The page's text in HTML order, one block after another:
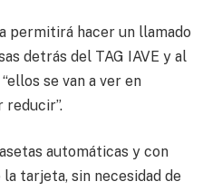
permitirá hacer un llamado
detrás del TAG IAVE y al
se van a ver en
reducir”.
automáticas y con
tarjeta, sin necesidad de